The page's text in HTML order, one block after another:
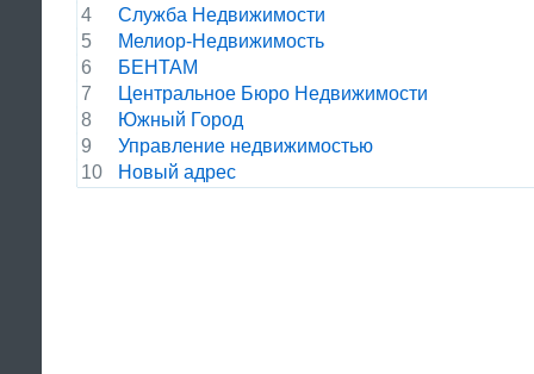
4
Служба Недвижимости
5
Мелиор-Недвижимость
6
БЕНТАМ
7
Центральное Бюро Недвижимости
8
Южный Город
9
Управление недвижимостью
10
Новый адрес